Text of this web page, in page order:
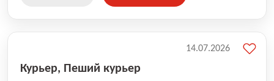
Курьер, Пеший курьер
14.07.2026